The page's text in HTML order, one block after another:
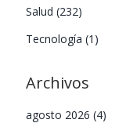
Salud (232)
Tecnología (1)
Archivos
agosto 2026 (4)